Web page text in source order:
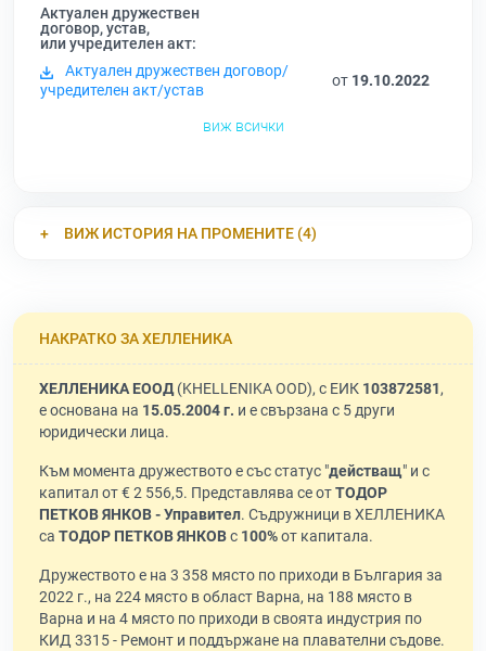
Актуален дружествен
договор, устав,
или учредителен акт:
Актуален дружествен договор/
учредителен акт/устав
от 19.10.2022
виж всички
ВИЖ ИСТОРИЯ НА ПРОМЕНИТЕ (4)
НАКРАТКО ЗА ХЕЛЛЕНИКА
ХЕЛЛЕНИКА ЕООД(KHELLENIKA OOD), с ЕИК 103872581,
е основана на 15.05.2004 г. и е свързана с 5 други
юридически лица.
Към момента дружеството е със статус "действащ" и с
капитал от € 2 556,5. Представлява се отТОДОР
ПЕТКОВ ЯНКОВ - Управител. Съдружници в ХЕЛЛЕНИКА
са ТОДОР ПЕТКОВ ЯНКОВс 100%от капитала.
Дружеството е на 3 358 място по приходи в България за
2022 г., на 224 място в област Варна, на 188 място в
Варна и на 4 място по приходи в своята индустрия по
КИД 3315 - Ремонт и поддържане на плавателни съдове.